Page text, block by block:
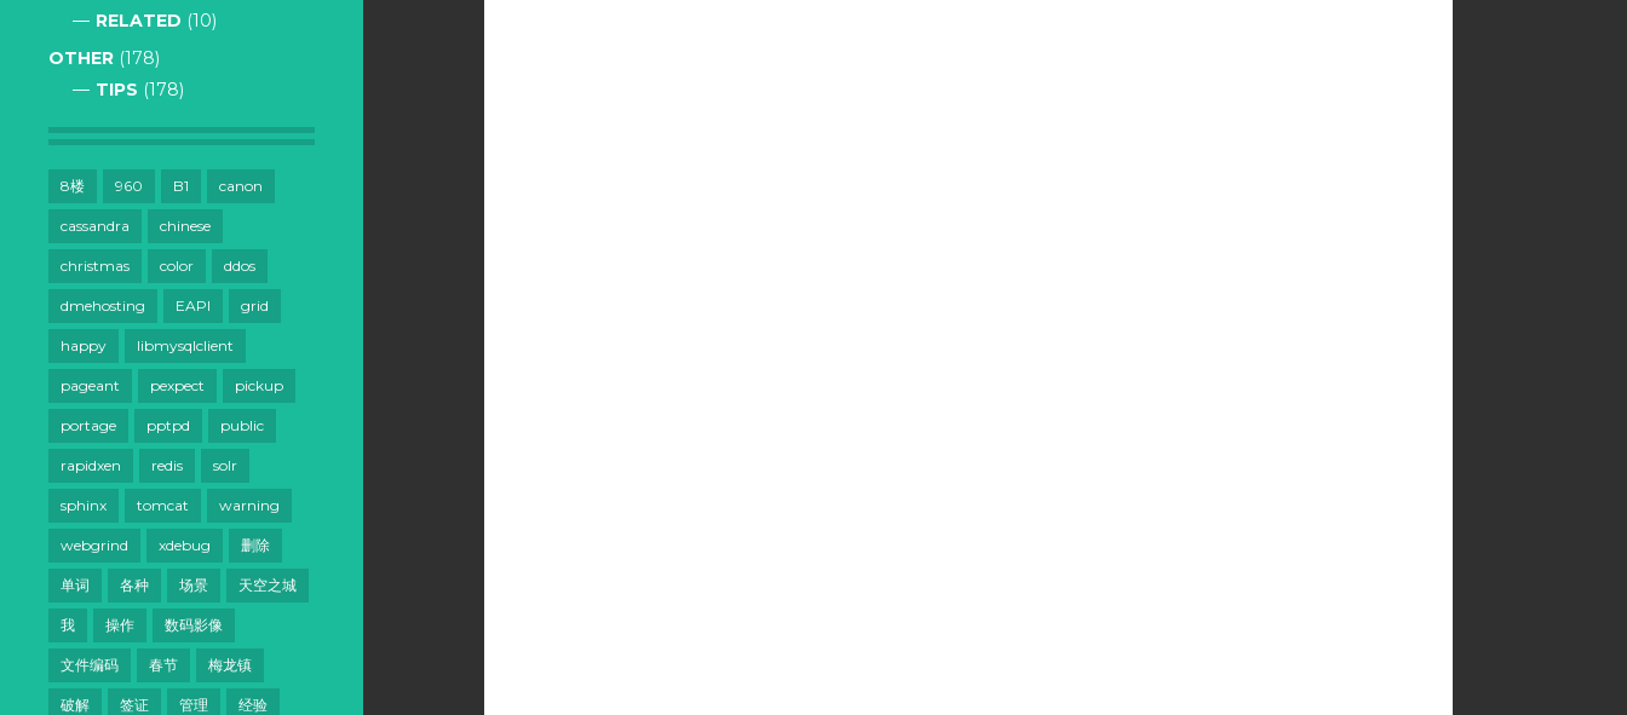
RELATED (10)
OTHER (178)
TIPS (178)
8楼 960 B1 canon
cassandra chinese
christmas color ddos
dmehosting EAPI grid
happy libmysqlclient
pageant pexpect pickup
portage pptpd public
rapidxen redis solr
sphinx tomcat warning
webgrind xdebug 删除
单词 各种 场景 天空之城
我 操作 数码影像
文件编码 春节 梅龙镇
破解 签证 管理 经验